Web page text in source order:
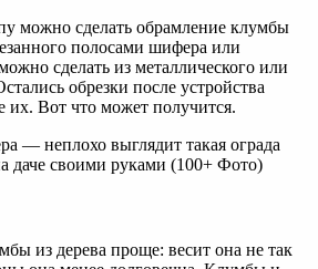
можно сделать обрамление клумбы
полосами шифера или
сделать из металлического или
обрезки после устройства
их. Вот что может получится.
— неплохо выглядит такая ограда
из дерева проще: весит она не так